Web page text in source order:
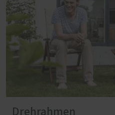
Drehrahmen